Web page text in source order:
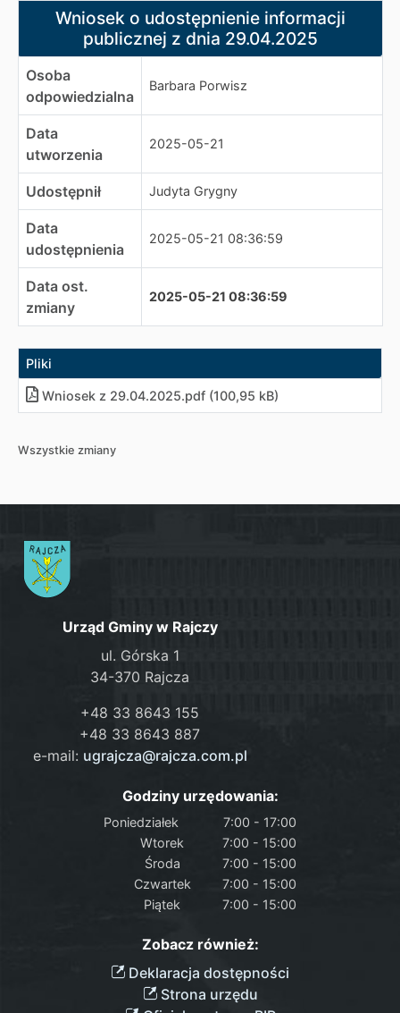
Wniosek o udostępnienie informacji publicznej z dnia
Wniosek o udostępnienie informacji
publicznej z dnia 29.04.2025
Osoba
odpowiedzialna
Barbara Porwisz
Data
utworzenia
2025-05-21
Udostępnił Judyta Grygny
Data
udostępnienia
2025-05-21 08:36:59
Data ost.
zmiany
2025-05-21 08:36:59
Pliki
Wniosek z 29.04.2025.pdf (100,95 kB)
Wszystkie zmiany
Urząd Gminy w Rajczy
ul. Górska 1
34-370 Rajcza
+48 33 8643 155
+48 33 8643 887
e-mail: ugrajcza@rajcza.com.pl
Godziny urzędowania:
Poniedziałek
7:00 - 17:00
Wtorek
7:00 - 15:00
Środa
7:00 - 15:00
Czwartek
7:00 - 15:00
Piątek
7:00 - 15:00
Zobacz również:
Deklaracja dostępności
Strona urzędu